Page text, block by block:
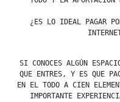
¿ES LO IDEAL PAGAR
SI CONOCES ALGÚN
QUE ENTRES, Y ES QUE
EN EL TODO A CIEN
IMPORTANTE